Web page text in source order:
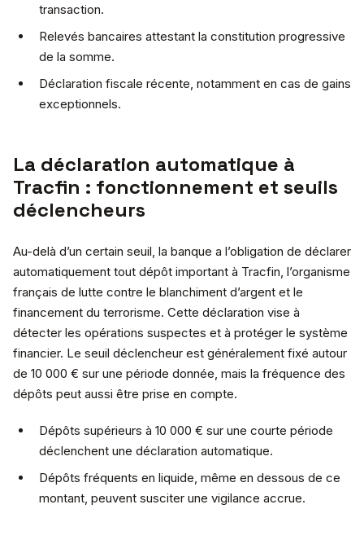
transaction.
Relevés bancaires attestant la constitution progressive
de la somme.
Déclaration fiscale récente, notamment en cas de gains
exceptionnels.
La déclaration automatique à
Tracfin : fonctionnement et seuils
déclencheurs
Au-delà d’un certain seuil, la banque a l’obligation de déclarer
automatiquement tout dépôt important à Tracfin, l’organisme
français de lutte contre le blanchiment d’argent et le
financement du terrorisme. Cette déclaration vise à
détecter les opérations suspectes et à protéger le système
financier. Le seuil déclencheur est généralement fixé autour
de 10 000 € sur une période donnée, mais la fréquence des
dépôts peut aussi être prise en compte.
Dépôts supérieurs à 10 000 € sur une courte période
déclenchent une déclaration automatique.
Dépôts fréquents en liquide, même en dessous de ce
montant, peuvent susciter une vigilance accrue.